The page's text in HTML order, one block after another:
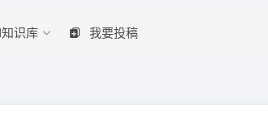
识库 我要投稿